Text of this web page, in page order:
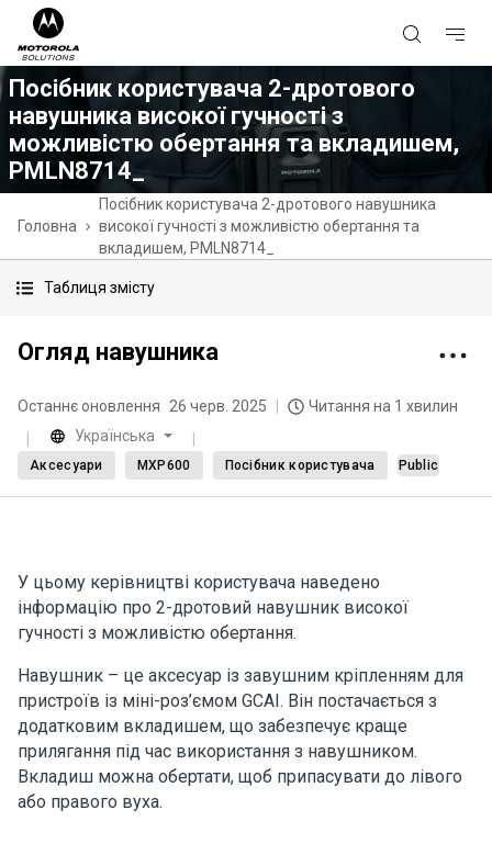
Посібник користувача 2-дротового
навушника високої гучності з
можливістю обертання та вкладишем,
PMLN8714_
Головна
Посібник користувача 2-дротового навушника
високої гучності з можливістю обертання та
вкладишем, PMLN8714_
Таблиця змісту
Огляд навушника
Останнє оновлення 26 черв. 2025
Читання на 1 хвилин
Українська
Аксесуари MXP600 Посібник користувача Public
У цьому керівництві користувача наведено
інформацію про 2-дротовий навушник високої
гучності з можливістю обертання.
Навушник – це аксесуар із завушним кріпленням для
пристроїв із міні-роз’ємом GCAI. Він постачається з
додатковим вкладишем, що забезпечує краще
прилягання під час використання з навушником.
Вкладиш можна обертати, щоб припасувати до лівого
або правого вуха.